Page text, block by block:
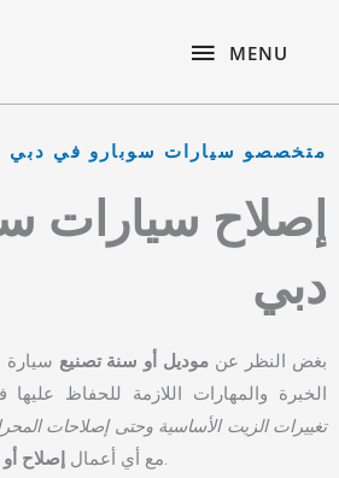
MENU
MENU
متخصصو سيارات سوبارو في دبي
إصلاح سيارات
دبي
بغض النظر عن موديل أو سنة تصنيع سيارة
الخبرة والمهارات اللازمة للحفاظ
تغييرات الزيت الأساسية وحتى إصلاحات
مع أي أعمال إصلاح تحتاج إليها.